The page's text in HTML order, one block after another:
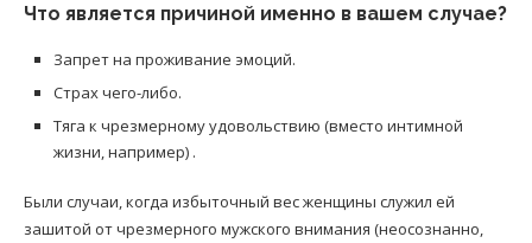
Что является причиной именно в вашем случае?
Запрет на проживание эмоций.
Страх чего-либо.
Тяга к чрезмерному удовольствию (вместо интимной
жизни, например) .
Были случаи, когда избыточный вес женщины служил ей
зашитой от чрезмерного мужского внимания (неосознанно,